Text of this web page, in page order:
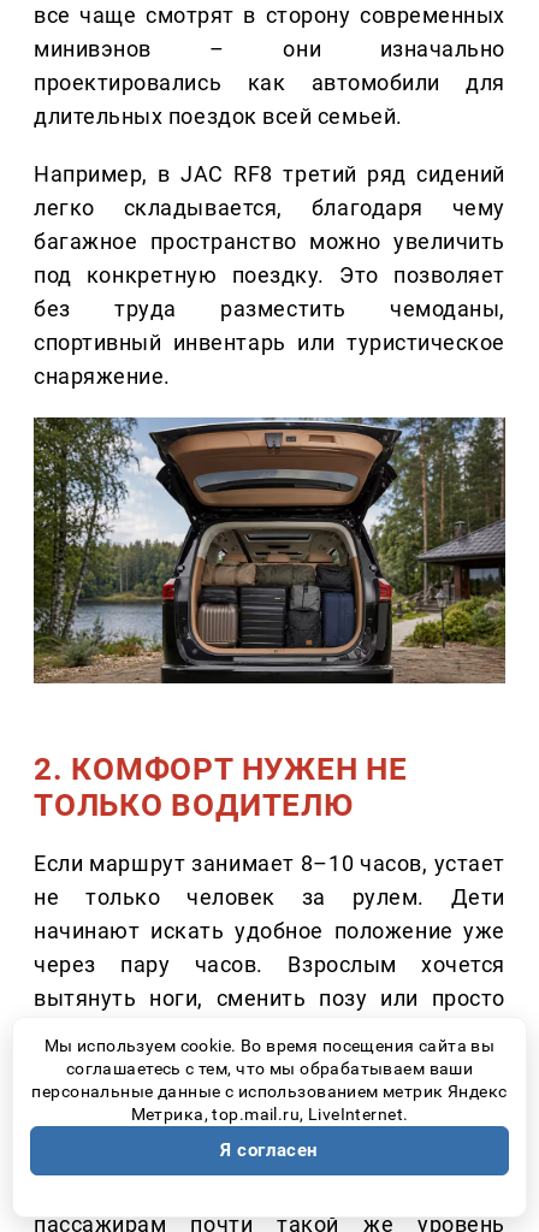
все чаще смотрят в сторону современных
минивэнов – они изначально
проектировались как автомобили для
длительных поездок всей семьей.
Например, в JAC RF8 третий ряд сидений
легко складывается, благодаря чему
багажное пространство можно увеличить
под конкретную поездку. Это позволяет
без труда разместить чемоданы,
спортивный инвентарь или туристическое
снаряжение.
2. КОМФОРТ НУЖЕН НЕ
ТОЛЬКО ВОДИТЕЛЮ
Если маршрут занимает 8–10 часов, устает
не только человек за рулем. Дети
начинают искать удобное положение уже
через пару часов. Взрослым хочется
вытянуть ноги, сменить позу или просто
движения. Поэтому сегодня покупатели
все чаще обращают внимание не только на
водительское кресло, но и на второй ряд.
пассажирам почти такой же уровень
Мы используем cookie. Во время посещения сайта вы
соглашаетесь с тем, что мы обрабатываем ваши
персональные данные с использованием метрик Яндекс
Метрика, top.mail.ru, LiveInternet.
Я согласен